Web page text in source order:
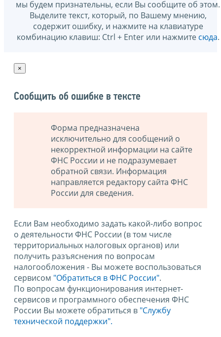
мы будем признательны, если Вы сообщите об этом.
Выделите текст, который, по Вашему мнению,
содержит ошибку, и нажмите на клавиатуре
комбинацию клавиш: Ctrl + Enter или нажмите сюда.
×
Сообщить об ошибке в тексте
Форма предназначена
исключительно для сообщений о
некорректной информации на сайте
ФНС России и не подразумевает
обратной связи. Информация
направляется редактору сайта ФНС
России для сведения.
Если Вам необходимо задать какой-либо вопрос
о деятельности ФНС России (в том числе
территориальных налоговых органов) или
получить разъяснения по вопросам
налогообложения - Вы можете воспользоваться
сервисом "Обратиться в ФНС России".
По вопросам функционирования интернет-
сервисов и программного обеспечения ФНС
России Вы можете обратиться в "Службу
технической поддержки".